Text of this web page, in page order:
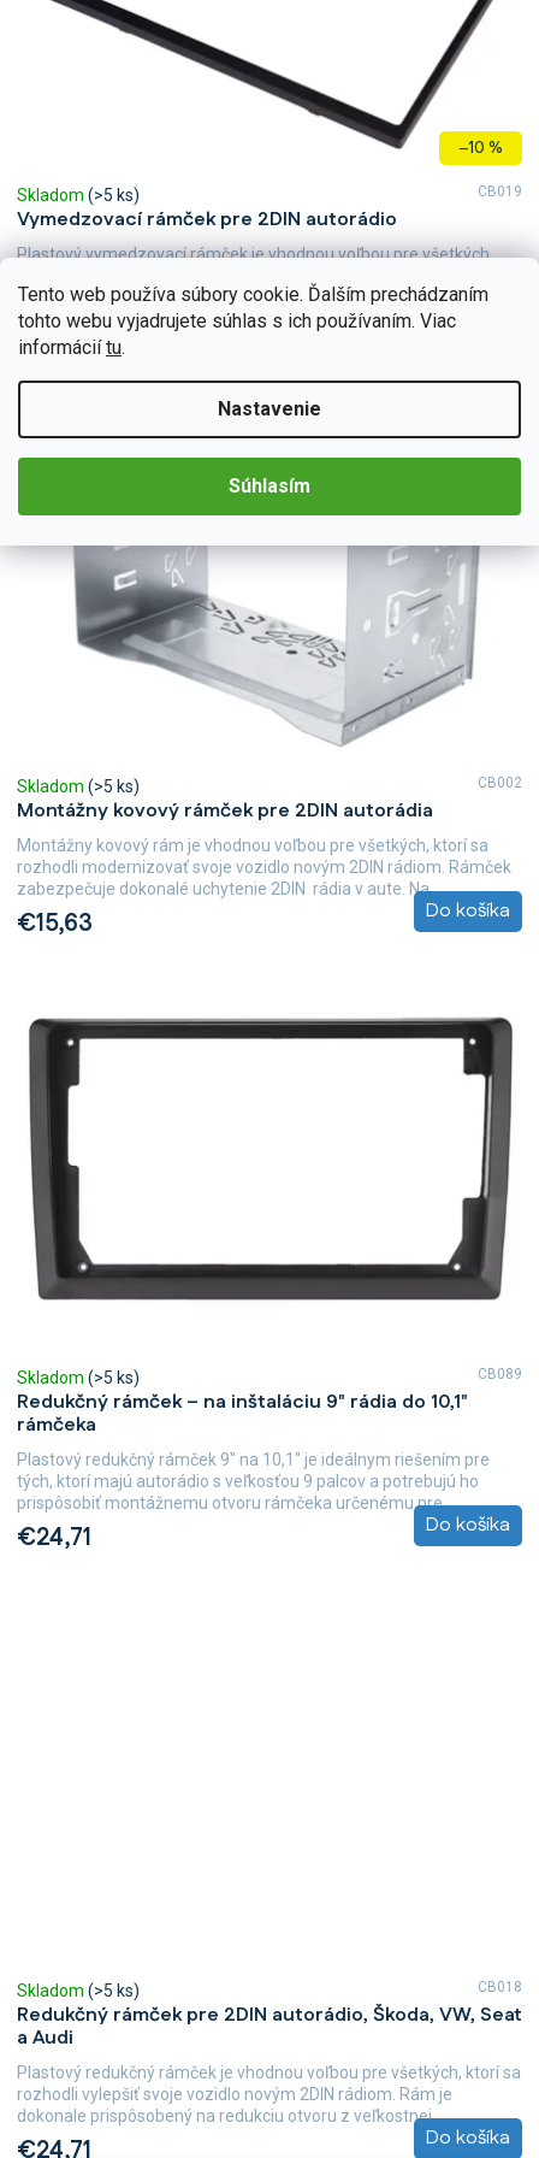
Tento web používa súbory cookie. Ďalším prechádzaním
tohto webu vyjadrujete súhlas s ich používaním. Viac
informáciítu.
Nastavenie
Súhlasím
–10 %
Vymedzovací rámček pre 2DIN autorádio
Skladom (>5 ks)
€7,38 Do košíka
Plastový vymedzovací rámček je vhodnou voľbou pre všetkých,
vhodný pre každého, kto kladie dôraz na dokonalosť...
CB019
Montážny kovový rámček pre 2DIN autorádia
Skladom (>5 ks)
€15,63 Do košíka
Montážny kovový rám je vhodnou voľbou pre všetkých, ktorí sa
rozhodli modernizovať svoje vozidlo novým 2DIN rádiom. Rámček
zabezpečuje dokonalé uchytenie 2DIN rádia v aute. Na...
CB002
Redukčný rámček – na inštaláciu 9" rádia do 10,1"
rámčeka
Skladom (>5 ks)
€24,71 Do košíka
Plastový redukčný rámček 9" na 10,1" je ideálnym riešením pre
tých, ktorí majú autorádio s veľkosťou 9 palcov a potrebujú ho
prispôsobiť montážnemu otvoru rámčeka určenému pre...
CB089
Redukčný rámček pre 2DIN autorádio, Škoda, VW, Seat
a Audi
Skladom (>5 ks)
€24,71 Do košíka
Plastový redukčný rámček je vhodnou voľbou pre všetkých, ktorí sa
rozhodli vylepšiť svoje vozidlo novým 2DIN rádiom. Rám je
dokonale prispôsobený na redukciu otvoru z veľkostnej...
CB018